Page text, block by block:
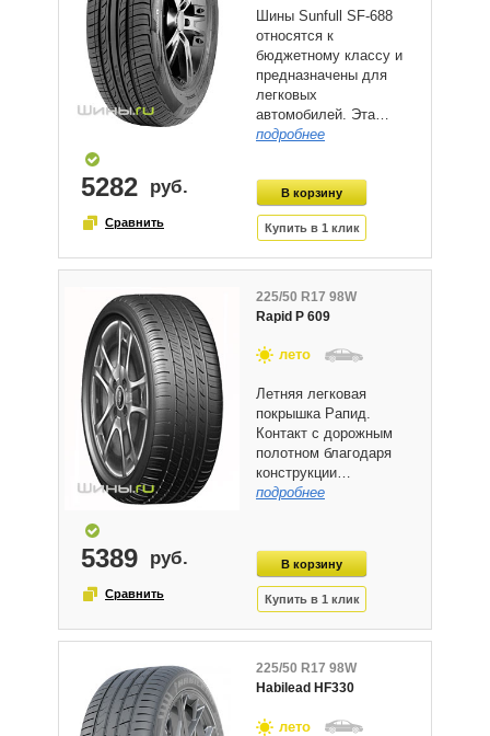
Шины Sunfull SF-688
относятся к
бюджетному классу и
предназначены для
легковых
автомобилей. Эта…
подробнее
5282
225/50 R17 98W
Rapid P 609
лето
Летняя легковая
покрышка Рапид.
Контакт с дорожным
полотном благодаря
конструкции…
подробнее
5389
225/50 R17 98W
Habilead HF330
лето